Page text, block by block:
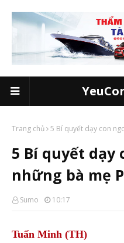
Trang chủ 5 Bí quyết dạy con
5 Bí quyết dạy
những bà mẹ
Sumo 10:17
Tuấn Minh (TH)